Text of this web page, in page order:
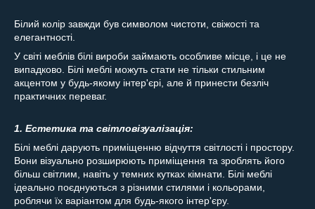
Білий колір завжди був символом чистоти, свіжості та
елегантності.
У світі меблів білі вироби займають особливе місце, і це не
випадково. Білі меблі можуть стати не тільки стильним
акцентом у будь-якому інтер'єрі, але й принести безліч
практичних переваг.
1. Естетика та світловізуалізація:
Білі меблі дарують приміщенню відчуття світлості і простору.
Вони візуально розширюють приміщення та зроблять його
більш світлим, навіть у темних кутках кімнати. Білі меблі
ідеально поєднуються з різними стилями і кольорами,
роблячи їх варіантом для будь-якого інтер'єру.